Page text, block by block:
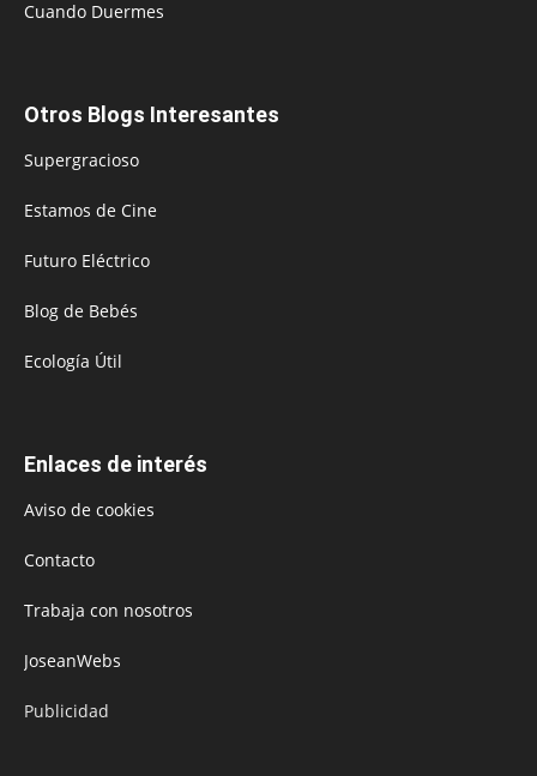
Cuando Duermes
Otros Blogs Interesantes
Supergracioso
Estamos de Cine
Futuro Eléctrico
Blog de Bebés
Ecología Útil
Enlaces de interés
Aviso de cookies
Contacto
Trabaja con nosotros
JoseanWebs
Publicidad